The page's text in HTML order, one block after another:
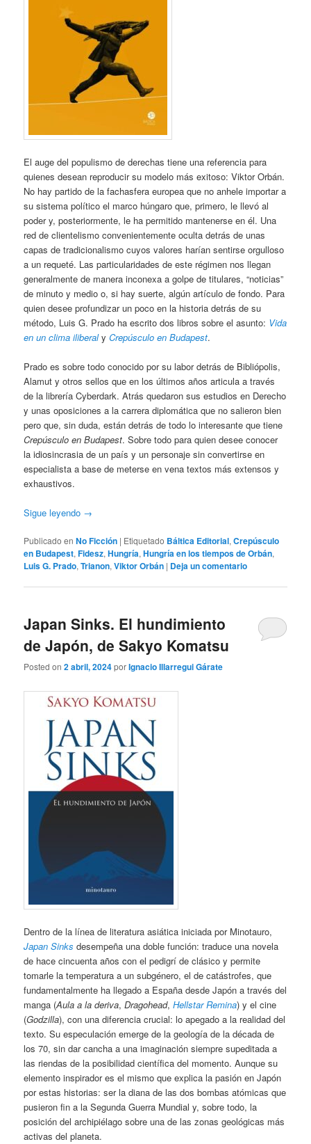
El auge del populismo de derechas tiene una referencia para
quienes desean reproducir su modelo más exitoso: Viktor Orbán.
No hay partido de la fachasfera europea que no anhele importar a
su sistema político el marco húngaro que, primero, le llevó al
poder y, posteriormente, le ha permitido mantenerse en él. Una
red de clientelismo convenientemente oculta detrás de unas
capas de tradicionalismo cuyos valores harían sentirse orgulloso
a un requeté. Las particularidades de este régimen nos llegan
generalmente de manera inconexa a golpe de titulares, “noticias”
de minuto y medio o, si hay suerte, algún artículo de fondo. Para
quien desee profundizar un poco en la historia detrás de su
método, Luis G. Prado ha escrito dos libros sobre el asunto: Vida
en un clima iliberalyCrepúsculo en Budapest.
Prado es sobre todo conocido por su labor detrás de Bibliópolis,
Alamut y otros sellos que en los últimos años articula a través
de la librería Cyberdark. Atrás quedaron sus estudios en Derecho
y unas oposiciones a la carrera diplomática que no salieron bien
pero que, sin duda, están detrás de todo lo interesante que tiene
Crepúsculo en Budapest. Sobre todo para quien desee conocer
la idiosincrasia de un país y un personaje sin convertirse en
especialista a base de meterse en vena textos más extensos y
exhaustivos.
Sigue leyendo →
Publicado en No Ficción | Etiquetado Báltica Editorial,Crepúsculo
en Budapest,Fidesz,Hungría,Hungría en los tiempos de Orbán,
Luis G. Prado,Trianon,Viktor Orbán | Deja un comentario
Japan Sinks. El hundimiento
de Japón, de Sakyo Komatsu
Posted on2 abril, 2024porIgnacio Illarregui Gárate
Dentro de la línea de literatura asiática iniciada por Minotauro,
Japan Sinks desempeña una doble función: traduce una novela
de hace cincuenta años con el pedigrí de clásico y permite
tomarle la temperatura a un subgénero, el de catástrofes, que
fundamentalmente ha llegado a España desde Japón a través del
manga (Aula a la deriva,Dragohead,Hellstar Remina) y el cine
(Godzilla), con una diferencia crucial: lo apegado a la realidad del
texto. Su especulación emerge de la geología de la década de
los 70, sin dar cancha a una imaginación siempre supeditada a
las riendas de la posibilidad científica del momento. Aunque su
elemento inspirador es el mismo que explica la pasión en Japón
por estas historias: ser la diana de las dos bombas atómicas que
pusieron fin a la Segunda Guerra Mundial y, sobre todo, la
posición del archipiélago sobre una de las zonas geológicas más
activas del planeta.